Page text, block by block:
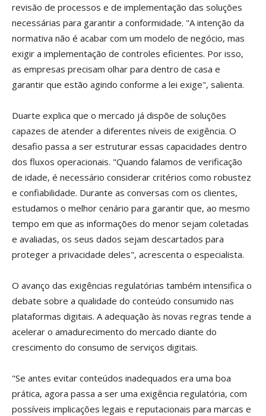
revisão de processos e de implementação das soluções
necessárias para garantir a conformidade. "A intenção da
normativa não é acabar com um modelo de negócio, mas
exigir a implementação de controles eficientes. Por isso,
as empresas precisam olhar para dentro de casa e
garantir que estão agindo conforme a lei exige", salienta.
Duarte explica que o mercado já dispõe de soluções
capazes de atender a diferentes níveis de exigência. O
desafio passa a ser estruturar essas capacidades dentro
dos fluxos operacionais. "Quando falamos de verificação
de idade, é necessário considerar critérios como robustez
e confiabilidade. Durante as conversas com os clientes,
estudamos o melhor cenário para garantir que, ao mesmo
tempo em que as informações do menor sejam coletadas
e avaliadas, os seus dados sejam descartados para
proteger a privacidade deles", acrescenta o especialista.
O avanço das exigências regulatórias também intensifica o
debate sobre a qualidade do conteúdo consumido nas
plataformas digitais. A adequação às novas regras tende a
acelerar o amadurecimento do mercado diante do
crescimento do consumo de serviços digitais.
"Se antes evitar conteúdos inadequados era uma boa
prática, agora passa a ser uma exigência regulatória, com
possíveis implicações legais e reputacionais para marcas e